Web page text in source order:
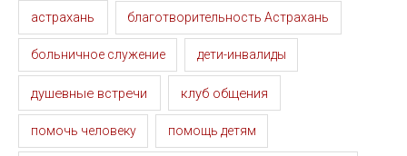
астрахань благотворительность Астрахань
больничное служение дети-инвалиды
душевные встречи клуб общения
помочь человеку помощь детям